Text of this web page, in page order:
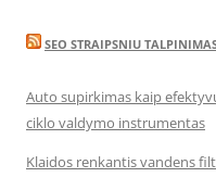
SEO STRAIPSNIU
Auto supirkimas kaip
ciklo valdymo instrumentas
Klaidos renkantis vandens